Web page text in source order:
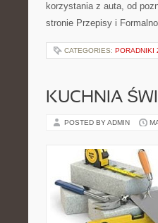
korzystania z auta, od
stronie Przepisy i
CATEGORIES: PORADNIKI
KUCHNIA
POSTED BY ADMIN